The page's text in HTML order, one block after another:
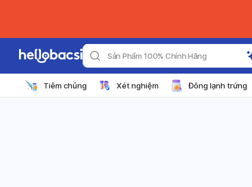
Sản Phẩm 100% Chính Hãng
Tiêm chủng Xét nghiệm Đông lạnh trứng